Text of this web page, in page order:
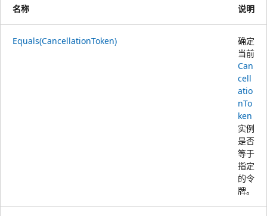
名称 说明
Equals(CancellationToken)
确定
当前
Can
cell
atio
nTo
ken
实例
是否
等于
指定
的令
牌。